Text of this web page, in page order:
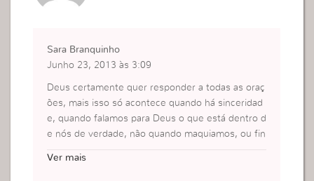
Sara Branquinho
Junho 23, 2013 às 3:09
Deus certamente quer responder a todas as oraç
ões, mais isso só acontece quando há sinceridad
e, quando falamos para Deus o que está dentro d
e nós de verdade, não quando maquiamos, ou fin
Ver mais